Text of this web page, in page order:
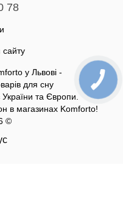
78
сайту
у Львові -
для сну
України та Європи.
в магазинах Komforto!
©